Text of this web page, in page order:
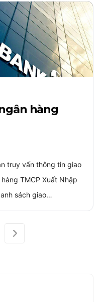
hàng
truy vấn thông tin giao
TMCP Xuất Nhập
sách giao…